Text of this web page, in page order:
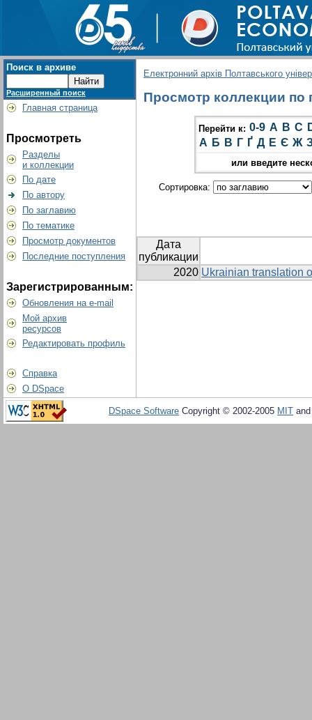
Поиск в архиве
Расширенный поиск
Главная страница
Просмотреть
Разделы
и коллекции
По дате
По автору
По заглавию
По тематике
Просмотр документов
Последние поступления
Зарегистрированным:
Обновления на e-mail
Мой архив
ресурсов
Редактировать профиль
Справка
О DSpace
Електронний архів Полтавського
Просмотр коллекции по
Перейти к: 0-9 A B C
А Б В Г Ґ Д Е Є Ж
или введите
Сортировка:
Дата
публикации
2020 Ukrainian translation
DSpace Software Copyright © 2002-2005 MIT